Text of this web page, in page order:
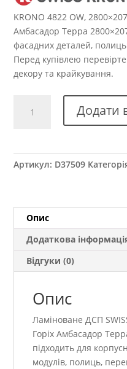
KRONO 4822 OW,
Амбасадор Терра
фасадних деталей,
Перед купівлею
декору та крайкування.
SWISS
Горіх
2800×2070
18
кількість
Додати
Артикул: D37509
Опис
Додаткова
Відгуки (0)
Опис
Ламіноване ДСП
Горіх Амбасадор
підходить для
модулів, полиць,